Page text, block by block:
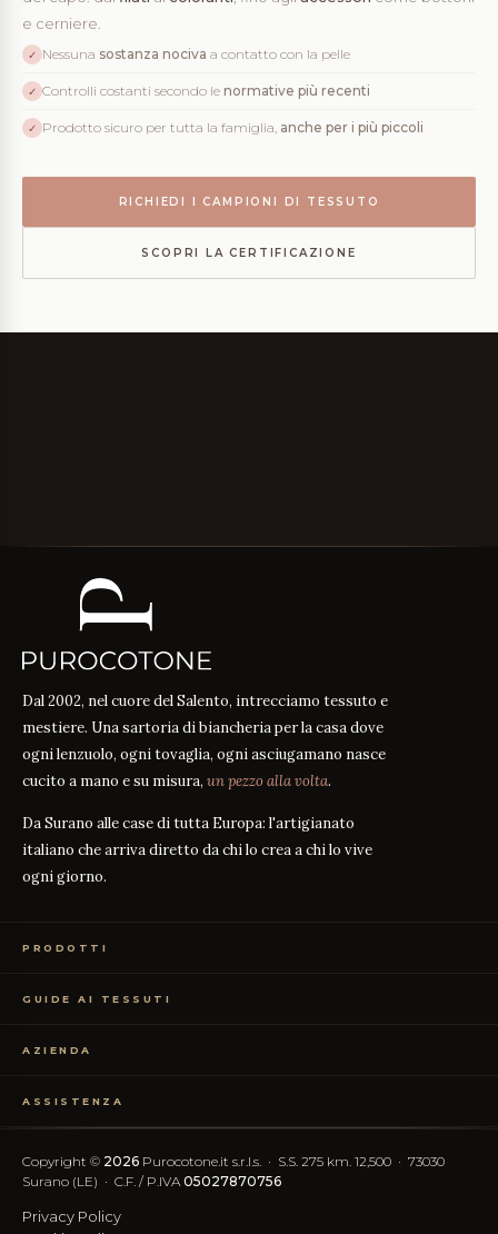
e cerniere.
✓ Nessuna sostanza nociva a contatto con la pelle
✓ Controlli costanti secondo le normative più recenti
✓ Prodotto sicuro per tutta la famiglia, anche per i più piccoli
RICHIEDI I CAMPIONI DI TESSUTO
SCOPRI LA CERTIFICAZIONE
Dal 2002, nel cuore del Salento, intrecciamo tessuto e
mestiere. Una sartoria di biancheria per la casa dove
ogni lenzuolo, ogni tovaglia, ogni asciugamano nasce
cucito a mano e su misura, un pezzo alla volta.
Da Surano alle case di tutta Europa: l'artigianato
italiano che arriva diretto da chi lo crea a chi lo vive
ogni giorno.
PRODOTTI
Biancheria Tavola
Abbigliamento
GUIDE AI TESSUTI
Percalle o Raso?
TC300 vs Cotone Egiziano
Cotone vs Sintetico
AZIENDA
Il nostro artigianato
Certificazione OEKO-TEX
Recesso Semplificato
Blog
ASSISTENZA
FAQ
Spese di spedizione
SEGUICI
Copyright © 2026 Purocotone.it s.r.l.s. · S.S. 275 km. 12,500 · 73030
Surano (LE) · C.F. / P.IVA 05027870756
Privacy Policy